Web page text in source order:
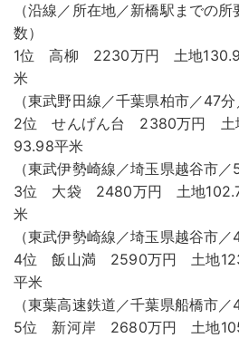
（沿線／所在地／新橋駅までの
数）
1位 高柳 2230万円 土地
米
（東武野田線／千葉県柏市／47分
2位 せんげん台 2380万円 土
93.98平米
（東武伊勢崎線／埼玉県越谷市／
3位 大袋 2480万円 土地
米
（東武伊勢崎線／埼玉県越谷市／
4位 飯山満 2590万円 土地
平米
（東葉高速鉄道／千葉県船橋市／
5位 新河岸 2680万円 土地